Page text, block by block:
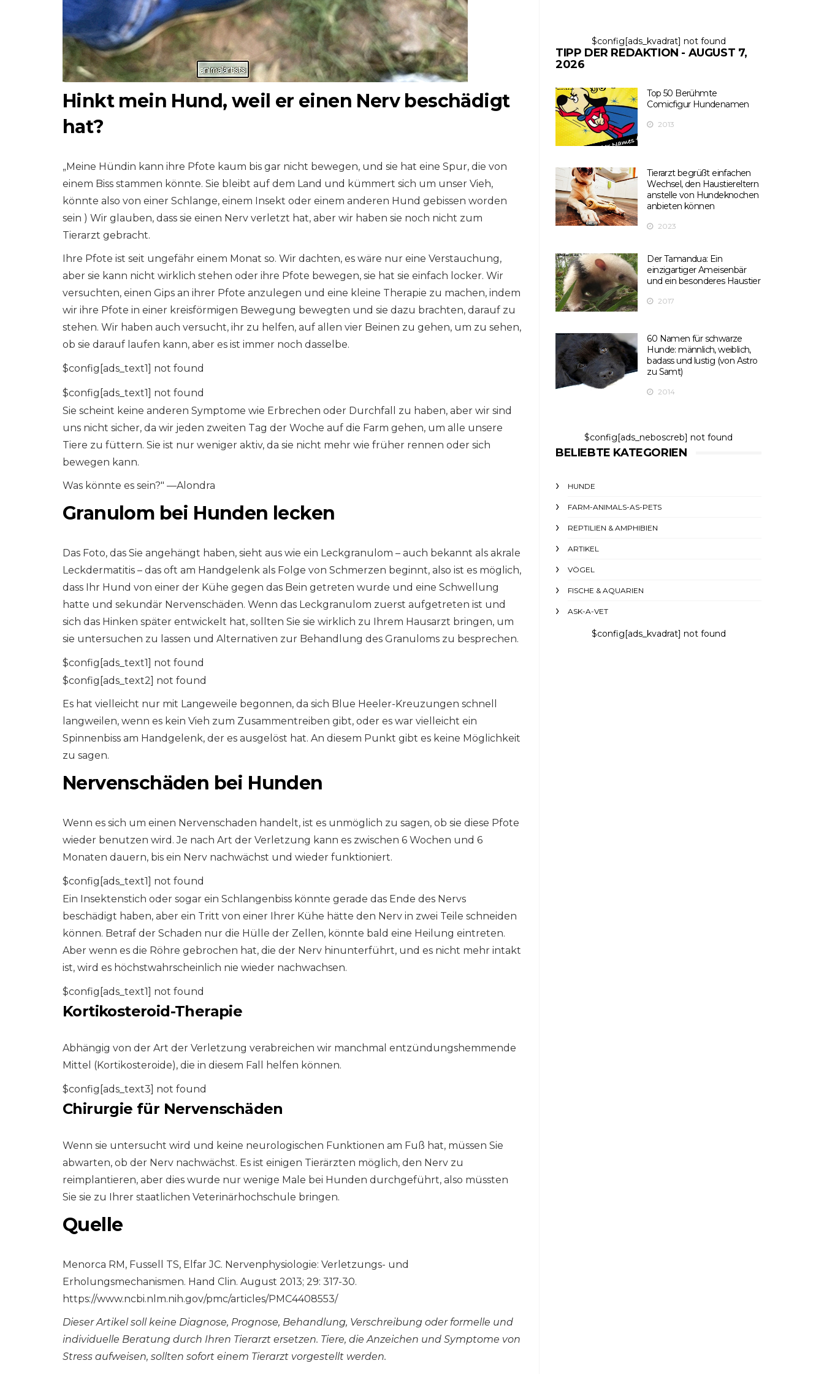
Hinkt mein Hund, weil er einen Nerv beschädigt
hat?
„Meine Hündin kann ihre Pfote kaum bis gar nicht bewegen, und sie hat eine Spur, die von
einem Biss stammen könnte. Sie bleibt auf dem Land und kümmert sich um unser Vieh,
könnte also von einer Schlange, einem Insekt oder einem anderen Hund gebissen worden
sein ) Wir glauben, dass sie einen Nerv verletzt hat, aber wir haben sie noch nicht zum
Tierarzt gebracht.
Ihre Pfote ist seit ungefähr einem Monat so. Wir dachten, es wäre nur eine Verstauchung,
aber sie kann nicht wirklich stehen oder ihre Pfote bewegen, sie hat sie einfach locker. Wir
versuchten, einen Gips an ihrer Pfote anzulegen und eine kleine Therapie zu machen, indem
wir ihre Pfote in einer kreisförmigen Bewegung bewegten und sie dazu brachten, darauf zu
stehen. Wir haben auch versucht, ihr zu helfen, auf allen vier Beinen zu gehen, um zu sehen,
ob sie darauf laufen kann, aber es ist immer noch dasselbe.
$config[ads_text1] not found
$config[ads_text1] not found
Sie scheint keine anderen Symptome wie Erbrechen oder Durchfall zu haben, aber wir sind
uns nicht sicher, da wir jeden zweiten Tag der Woche auf die Farm gehen, um alle unsere
Tiere zu füttern. Sie ist nur weniger aktiv, da sie nicht mehr wie früher rennen oder sich
bewegen kann.
Was könnte es sein?" —Alondra
Granulom bei Hunden lecken
Das Foto, das Sie angehängt haben, sieht aus wie ein Leckgranulom – auch bekannt als akrale
Leckdermatitis – das oft am Handgelenk als Folge von Schmerzen beginnt, also ist es möglich,
dass Ihr Hund von einer der Kühe gegen das Bein getreten wurde und eine Schwellung
hatte und sekundär Nervenschäden. Wenn das Leckgranulom zuerst aufgetreten ist und
sich das Hinken später entwickelt hat, sollten Sie sie wirklich zu Ihrem Hausarzt bringen, um
sie untersuchen zu lassen und Alternativen zur Behandlung des Granuloms zu besprechen.
$config[ads_text1] not found
$config[ads_text2] not found
Es hat vielleicht nur mit Langeweile begonnen, da sich Blue Heeler-Kreuzungen schnell
langweilen, wenn es kein Vieh zum Zusammentreiben gibt, oder es war vielleicht ein
Spinnenbiss am Handgelenk, der es ausgelöst hat. An diesem Punkt gibt es keine Möglichkeit
zu sagen.
Nervenschäden bei Hunden
Wenn es sich um einen Nervenschaden handelt, ist es unmöglich zu sagen, ob sie diese Pfote
wieder benutzen wird. Je nach Art der Verletzung kann es zwischen 6 Wochen und 6
Monaten dauern, bis ein Nerv nachwächst und wieder funktioniert.
$config[ads_text1] not found
Ein Insektenstich oder sogar ein Schlangenbiss könnte gerade das Ende des Nervs
beschädigt haben, aber ein Tritt von einer Ihrer Kühe hätte den Nerv in zwei Teile schneiden
können. Betraf der Schaden nur die Hülle der Zellen, könnte bald eine Heilung eintreten.
Aber wenn es die Röhre gebrochen hat, die der Nerv hinunterführt, und es nicht mehr intakt
ist, wird es höchstwahrscheinlich nie wieder nachwachsen.
$config[ads_text1] not found
Kortikosteroid-Therapie
Abhängig von der Art der Verletzung verabreichen wir manchmal entzündungshemmende
Mittel (Kortikosteroide), die in diesem Fall helfen können.
$config[ads_text3] not found
Chirurgie für Nervenschäden
Wenn sie untersucht wird und keine neurologischen Funktionen am Fuß hat, müssen Sie
abwarten, ob der Nerv nachwächst. Es ist einigen Tierärzten möglich, den Nerv zu
reimplantieren, aber dies wurde nur wenige Male bei Hunden durchgeführt, also müssten
Sie sie zu Ihrer staatlichen Veterinärhochschule bringen.
Quelle
Menorca RM, Fussell TS, Elfar JC. Nervenphysiologie: Verletzungs- und
Erholungsmechanismen. Hand Clin. August 2013; 29: 317-30.
https://www.ncbi.nlm.nih.gov/pmc/articles/PMC4408553/
Dieser Artikel soll keine Diagnose, Prognose, Behandlung, Verschreibung oder formelle und
individuelle Beratung durch Ihren Tierarzt ersetzen. Tiere, die Anzeichen und Symptome von
Stress aufweisen, sollten sofort einem Tierarzt vorgestellt werden.
$config[ads_kvadrat] not found
TIPP DER REDAKTION - AUGUST 7,
2026
Top 50 Berühmte
Comicfigur Hundenamen
2013
Tierarzt begrüßt einfachen
Wechsel, den Haustiereltern
anstelle von Hundeknochen
anbieten können
2023
Der Tamandua: Ein
einzigartiger Ameisenbär
und ein besonderes Haustier
2017
60 Namen für schwarze
Hunde: männlich, weiblich,
badass und lustig (von Astro
zu Samt)
2014
$config[ads_neboscreb] not found
BELIEBTE KATEGORIEN
HUNDE
FARM-ANIMALS-AS-PETS
REPTILIEN & AMPHIBIEN
ARTIKEL
VÖGEL
FISCHE & AQUARIEN
ASK-A-VET
$config[ads_kvadrat] not found